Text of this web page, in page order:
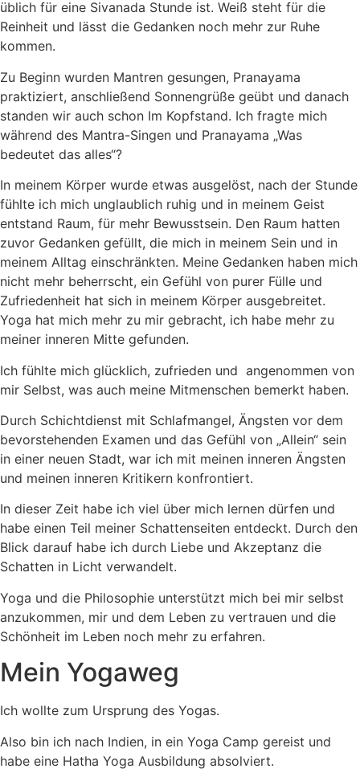
üblich für eine Sivanada Stunde ist. Weiß steht für die
Reinheit und lässt die Gedanken noch mehr zur Ruhe
kommen.
Zu Beginn wurden Mantren gesungen, Pranayama
praktiziert, anschließend Sonnengrüße geübt und danach
standen wir auch schon Im Kopfstand. Ich fragte mich
während des Mantra-Singen und Pranayama „Was
bedeutet das alles“?
In meinem Körper wurde etwas ausgelöst, nach der Stunde
fühlte ich mich unglaublich ruhig und in meinem Geist
entstand Raum, für mehr Bewusstsein. Den Raum hatten
zuvor Gedanken gefüllt, die mich in meinem Sein und in
meinem Alltag einschränkten. Meine Gedanken haben mich
nicht mehr beherrscht, ein Gefühl von purer Fülle und
Zufriedenheit hat sich in meinem Körper ausgebreitet.
Yoga hat mich mehr zu mir gebracht, ich habe mehr zu
meiner inneren Mitte gefunden.
Ich fühlte mich glücklich, zufrieden und angenommen von
mir Selbst, was auch meine Mitmenschen bemerkt haben.
Durch Schichtdienst mit Schlafmangel, Ängsten vor dem
bevorstehenden Examen und das Gefühl von „Allein“ sein
in einer neuen Stadt, war ich mit meinen inneren Ängsten
und meinen inneren Kritikern konfrontiert.
In dieser Zeit habe ich viel über mich lernen dürfen und
habe einen Teil meiner Schattenseiten entdeckt. Durch den
Blick darauf habe ich durch Liebe und Akzeptanz die
Schatten in Licht verwandelt.
Yoga und die Philosophie unterstützt mich bei mir selbst
anzukommen, mir und dem Leben zu vertrauen und die
Schönheit im Leben noch mehr zu erfahren.
Mein Yogaweg
Ich wollte zum Ursprung des Yogas.
Also bin ich nach Indien, in ein Yoga Camp gereist und
habe eine Hatha Yoga Ausbildung absolviert.